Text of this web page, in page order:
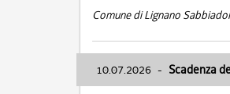
Comune di Lignano
10.07.2026 - Scadenza